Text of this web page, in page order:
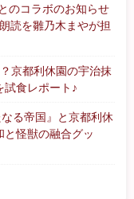
のコラボのお知らせ
読を雛乃木まやが担
京都利休園の宇治抹
試食レポート♪
る帝国』と京都利休
と怪獣の融合グッ